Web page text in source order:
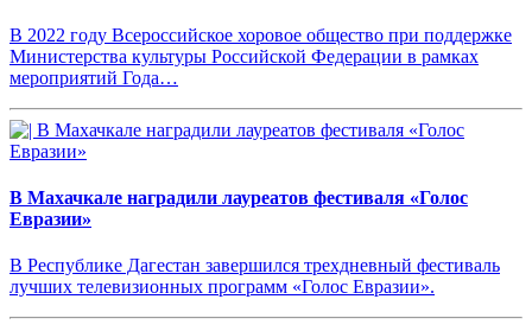
В 2022 году Всероссийское хоровое общество при поддержке
Министерства культуры Российской Федерации в рамках
мероприятий Года…
В Махачкале наградили лауреатов фестиваля «Голос
Евразии»
В Республике Дагестан завершился трехдневный фестиваль
лучших телевизионных программ «Голос Евразии».